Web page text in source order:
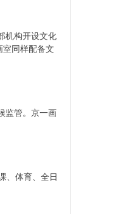
机构开设文化
同样配备文
监管。京一画
、体育、全日